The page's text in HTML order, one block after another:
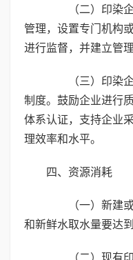
（二）印染企
管理，设置专门机构
进行监督，并建立管
（三）印染企
制度。鼓励企业进行
体系认证，支持企业
理效率和水平。
四、资源消耗
（一）新建或
和新鲜水取水量要达